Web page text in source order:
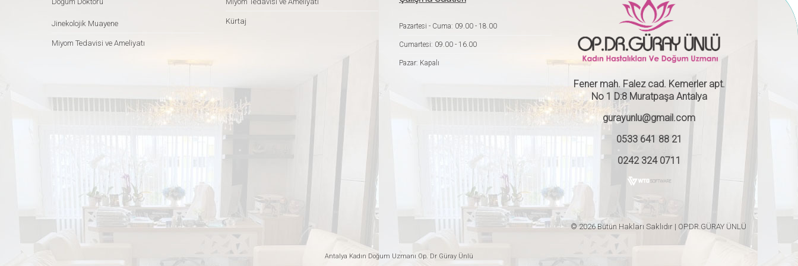
Jinekolojik Muayene
Miyom Tedavisi ve Ameliyatı
Kürtaj
Pazartesi - Cuma: 09.00 - 18.00
Cumartesi: 09.00 - 16.00
Pazar: Kapalı
Fener mah. Falez cad. Kemerler apt.
No 1 D:8 Muratpaşa Antalya
gurayunlu@gmail.com
0533 641 88 21
0242 324 0711
© 2026 Bütün Hakları Saklıdır | OP.DR.GÜRAY ÜNLÜ
Antalya Kadın Doğum Uzmanı Op. Dr Güray Ünlü